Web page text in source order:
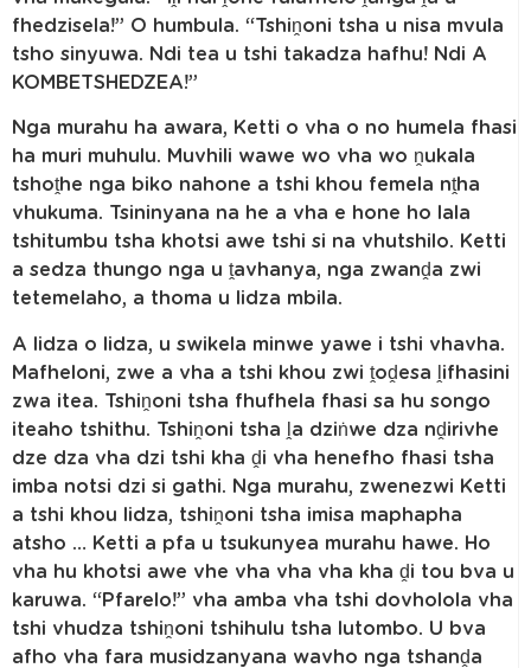
fhedzisela!” O humbula. “Tshiṋoni tsha u nisa mvula
tsho sinyuwa. Ndi tea u tshi takadza hafhu! Ndi A
KOMBETSHEDZEA!”
Nga murahu ha awara, Ketti o vha o no humela fhasi
ha muri muhulu. Muvhili wawe wo vha wo ṋukala
tshoṱhe nga biko nahone a tshi khou femela nṱha
vhukuma. Tsininyana na he a vha e hone ho lala
tshitumbu tsha khotsi awe tshi si na vhutshilo. Ketti
a sedza thungo nga u ṱavhanya, nga zwanḓa zwi
tetemelaho, a thoma u lidza mbila.
A lidza o lidza, u swikela minwe yawe i tshi vhavha.
Mafheloni, zwe a vha a tshi khou zwi ṱoḓesa ḽifhasini
zwa itea. Tshiṋoni tsha fhufhela fhasi sa hu songo
iteaho tshithu. Tshiṋoni tsha ḽa dziṅwe dza nḓirivhe
dze dza vha dzi tshi kha ḓi vha henefho fhasi tsha
imba notsi dzi si gathi. Nga murahu, zwenezwi Ketti
a tshi khou lidza, tshiṋoni tsha imisa maphapha
atsho … Ketti a pfa u tsukunyea murahu hawe. Ho
vha hu khotsi awe vhe vha vha vha kha ḓi tou bva u
karuwa. “Pfarelo!” vha amba vha tshi dovholola vha
tshi vhudza tshiṋoni tshihulu tsha lutombo. U bva
afho vha fara musidzanyana wavho nga tshanḓa